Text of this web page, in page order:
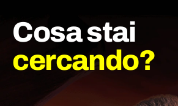
Cosa stai
cercando?